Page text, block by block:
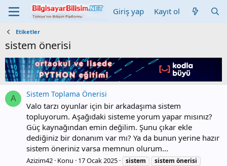
Giriş yap Kayıt ol
Etiketler
sistem önerisi
A Sistem Toplama Önerisi
Valo tarzı oyunlar için bir arkadaşıma sistem
topluyorum. Aşağıdaki sisteme yorum yapar mısınız?
Güç kaynağından emin değilim. Şunu çıkar ekle
dediğiniz bir donanım var mı? Ya da bunun yerine hazır
sistem öneriniz varsa memnun olurum...
Azizim42 Konu 17 Ocak 2025 sistem sistem önerisi